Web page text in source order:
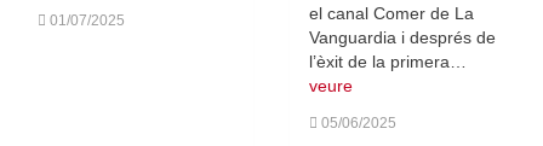
01/07/2025
el canal Comer de La
Vanguardia i després de
l’èxit de la primera…
veure
05/06/2025